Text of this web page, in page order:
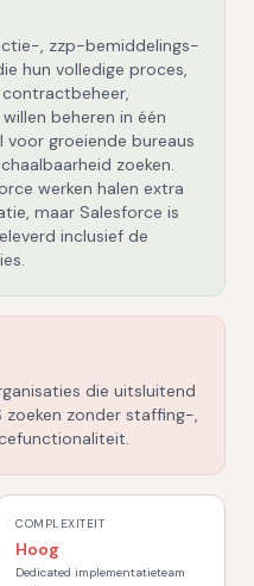
, zzp-bemiddelings-
hun volledige proces,
beheren in één
groeiende bureaus
zoeken.
werken halen extra
maar Salesforce is
inclusief de
die uitsluitend
zoeken zonder staffing-,
COMPLEXITEIT
Hoog
Dedicated implementatieteam